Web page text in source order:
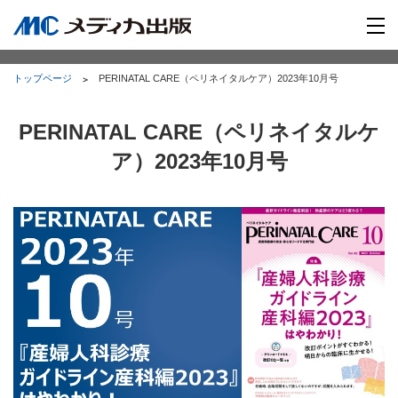
トップページ PERINATAL CARE（ペリネイタルケア）2023年10月号
PERINATAL CARE（ペリネイタルケ
ア）2023年10月号